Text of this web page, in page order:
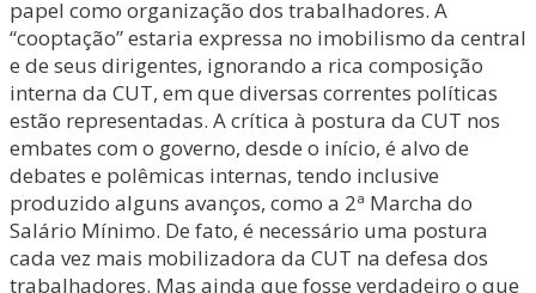
papel como organização dos trabalhadores. A
“cooptação” estaria expressa no imobilismo da central
e de seus dirigentes, ignorando a rica composição
interna da CUT, em que diversas correntes políticas
estão representadas. A crítica à postura da CUT nos
embates com o governo, desde o início, é alvo de
debates e polêmicas internas, tendo inclusive
produzido alguns avanços, como a 2ª Marcha do
Salário Mínimo. De fato, é necessário uma postura
cada vez mais mobilizadora da CUT na defesa dos
trabalhadores. Mas ainda que fosse verdadeiro o que